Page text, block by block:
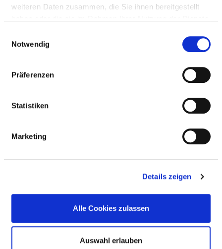
weiteren Daten zusammen, die Sie ihnen bereitgestellt
Notwendig
Präferenzen
Statistiken
Marketing
Details zeigen
Alle Cookies zulassen
Auswahl erlauben
Prof. Dr. med. Norbert Hosten (Klinikdirektor)
Informationen und Leistungen der